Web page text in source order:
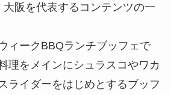
大阪を代表するコンテンツの一
ィークBBQランチブッフェで
理をメインにシュラスコやワカ
ライダーをはじめとするブッフ